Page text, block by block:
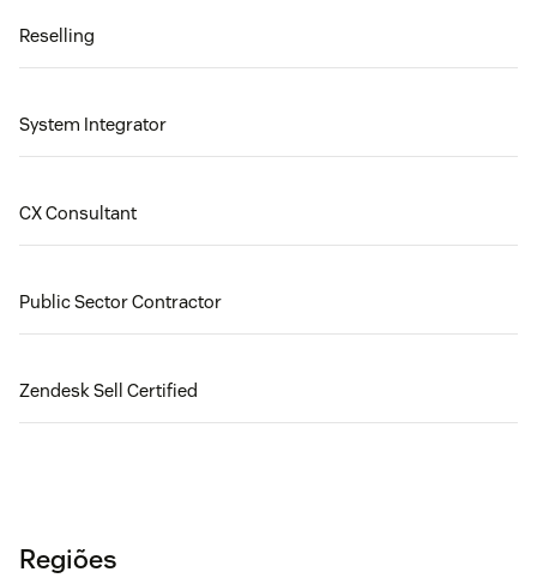
Reselling
System Integrator
CX Consultant
Public Sector Contractor
Zendesk Sell Certified
Regiões